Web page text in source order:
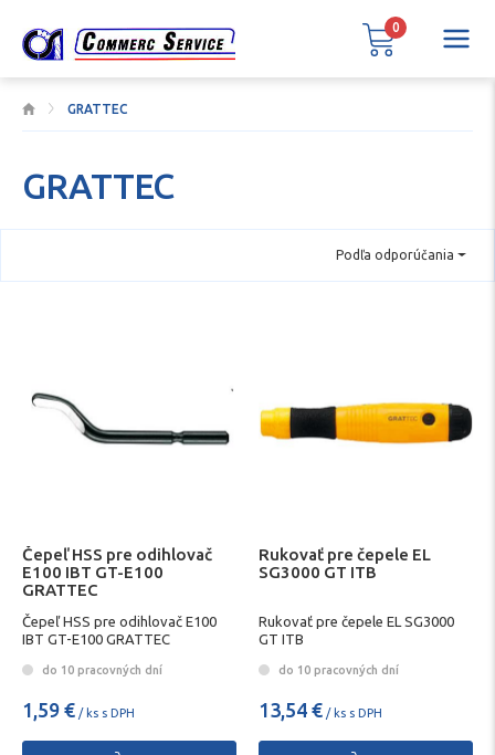
GRATTEC
GRATTEC
Podľa odporúčania
Čepeľ HSS pre odihlovač
E100 IBT GT-E100
GRATTEC
Čepeľ HSS pre odihlovač E100
IBT GT-E100 GRATTEC
do 10 pracovných dní
1,59 € / ks s DPH
Rukovať pre čepele EL
SG3000 GT ITB
Rukovať pre čepele EL SG3000
GT ITB
do 10 pracovných dní
13,54 € / ks s DPH
0